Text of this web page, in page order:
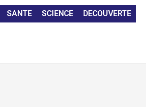
SANTE SCIENCE DECOUVERTE